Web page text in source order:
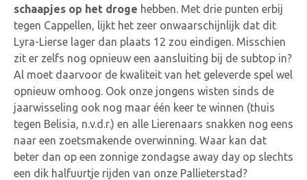
schaapjes op het droge hebben. Met drie punten erbij
tegen Cappellen, lijkt het zeer onwaarschijnlijk dat dit
Lyra-Lierse lager dan plaats 12 zou eindigen. Misschien
zit er zelfs nog opnieuw een aansluiting bij de subtop in?
Al moet daarvoor de kwaliteit van het geleverde spel wel
opnieuw omhoog. Ook onze jongens wisten sinds de
jaarwisseling ook nog maar één keer te winnen (thuis
tegen Belisia, n.v.d.r.) en alle Lierenaars snakken nog eens
naar een zoetsmakende overwinning. Waar kan dat
beter dan op een zonnige zondagse away day op slechts
een dik halfuurtje rijden van onze Pallieterstad?